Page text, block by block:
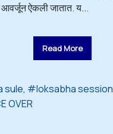
ऐकली जातात. य...
Read More
sule
loksabha session
OVER